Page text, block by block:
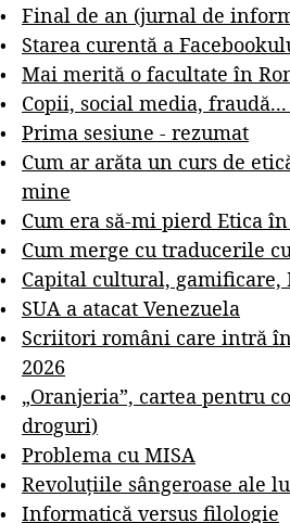
Final de an (jurnal de
Starea curentă a
Mai merită o facultate în
Copii, social media,
Prima sesiune - rezumat
Cum ar arăta un curs de
mine
Cum era să-mi pierd Etica
Cum merge cu traducerile
Capital cultural, gamificare,
SUA a atacat Venezuela
Scriitori români care intră
2026
„Oranjeria”, cartea pentru
droguri)
Problema cu MISA
Revoluțiile sângeroase ale
Informatică versus filologie